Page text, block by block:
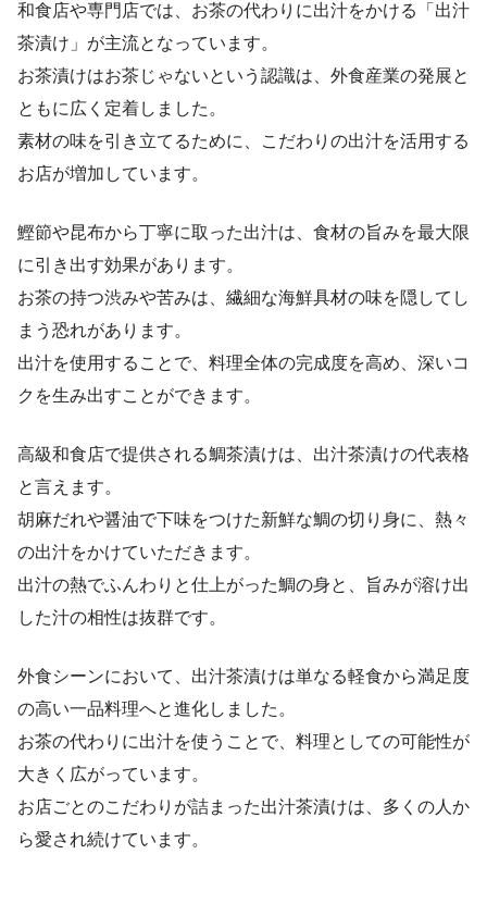
和食店や専門店では、お茶の代わりに出汁をかける「出汁
茶漬け」が主流となっています。
お茶漬けはお茶じゃないという認識は、外食産業の発展と
ともに広く定着しました。
素材の味を引き立てるために、こだわりの出汁を活用する
お店が増加しています。
鰹節や昆布から丁寧に取った出汁は、食材の旨みを最大限
に引き出す効果があります。
お茶の持つ渋みや苦みは、繊細な海鮮具材の味を隠してし
まう恐れがあります。
出汁を使用することで、料理全体の完成度を高め、深いコ
クを生み出すことができます。
高級和食店で提供される鯛茶漬けは、出汁茶漬けの代表格
と言えます。
胡麻だれや醤油で下味をつけた新鮮な鯛の切り身に、熱々
の出汁をかけていただきます。
出汁の熱でふんわりと仕上がった鯛の身と、旨みが溶け出
した汁の相性は抜群です。
外食シーンにおいて、出汁茶漬けは単なる軽食から満足度
の高い一品料理へと進化しました。
お茶の代わりに出汁を使うことで、料理としての可能性が
大きく広がっています。
お店ごとのこだわりが詰まった出汁茶漬けは、多くの人か
ら愛され続けています。